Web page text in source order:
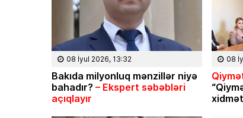
08 İyul 2026, 13:32
Bakıda milyonluq mənzillər niyə
bahadır? – Ekspert səbəbləri
açıqlayır
08